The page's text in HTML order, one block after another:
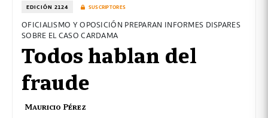
EDICIÓN 2124 SUSCRIPTORES
OFICIALISMO Y OPOSICIÓN PREPARAN INFORMES DISPARES
SOBRE EL CASO CARDAMA
Todos hablan del
fraude
Mauricio Pérez